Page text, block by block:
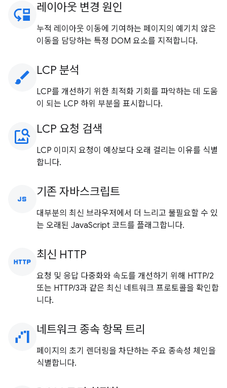
move_down 레이아웃 변경 원인
누적 레이아웃 이동에 기여하는 페이지의 예기치 않은
이동을 담당하는 특정 DOM 요소를 지적합니다.
brush LCP 분석
LCP를 개선하기 위한 최적화 기회를 파악하는 데 도움
이 되는 LCP 하위 부분을 표시합니다.
image_search LCP 요청 검색
LCP 이미지 요청이 예상보다 오래 걸리는 이유를 식별
합니다.
javascript 기존 자바스크립트
대부분의 최신 브라우저에서 더 느리고 불필요할 수 있
는 오래된 JavaScript 코드를 플래그합니다.
http 최신 HTTP
요청 및 응답 다중화와 속도를 개선하기 위해 HTTP/2
또는 HTTP/3과 같은 최신 네트워크 프로토콜을 확인합
니다.
waterfall_chart 네트워크 종속 항목 트리
페이지의 초기 렌더링을 차단하는 주요 종속성 체인을
식별합니다.